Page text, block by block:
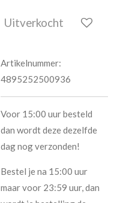
Uitverkocht
Artikelnummer:
4895252500936
Voor 15:00 uur besteld
dan wordt deze dezelfde
dag nog verzonden!
Bestel je na 15:00 uur
maar voor 23:59 uur, dan